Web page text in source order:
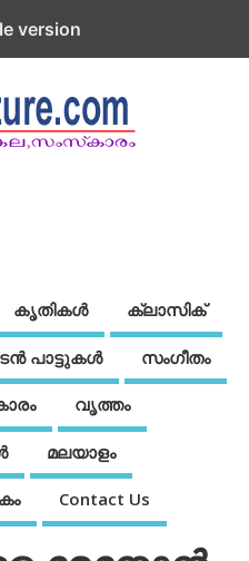
കൃതികൾ ക്ലാസിക്
പാട്ടുകള്‍ സംഗീതം
വൃത്തം
മലയാളം
Contact Us
version